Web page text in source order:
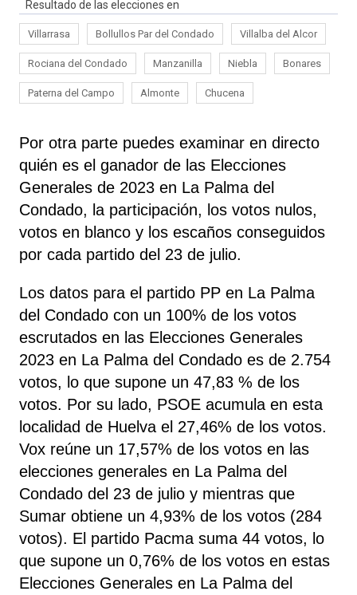
Resultado de las elecciones en
Villarrasa Bollullos Par del Condado Villalba del Alcor
Rociana del Condado Manzanilla Niebla Bonares
Paterna del Campo Almonte Chucena
Por otra parte puedes examinar en directo
quién es el ganador de las Elecciones
Generales de 2023 en La Palma del
Condado, la participación, los votos nulos,
votos en blanco y los escaños conseguidos
por cada partido del 23 de julio.
Los datos para el partido PP en La Palma
del Condado con un 100% de los votos
escrutados en las Elecciones Generales
2023 en La Palma del Condado es de 2.754
votos, lo que supone un 47,83 % de los
votos. Por su lado, PSOE acumula en esta
localidad de Huelva el 27,46% de los votos.
Vox reúne un 17,57% de los votos en las
elecciones generales en La Palma del
Condado del 23 de julio y mientras que
Sumar obtiene un 4,93% de los votos (284
votos). El partido Pacma suma 44 votos, lo
que supone un 0,76% de los votos en estas
Elecciones Generales en La Palma del